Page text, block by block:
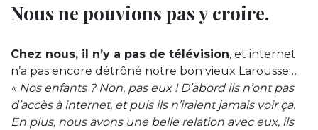
Nous ne pouvions pas y croire.
Chez nous, il n’y a pas de télévision, et internet
n’a pas encore détrôné notre bon vieux Larousse…
« Nos enfants ? Non, pas eux ! D’abord ils n’ont pas
d’accès à internet, et puis ils n’iraient jamais voir ça.
En plus, nous avons une belle relation avec eux, ils